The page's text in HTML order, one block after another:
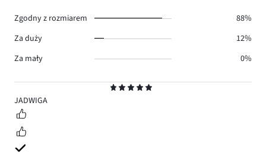
5
JADWIGA
Zgodny z rozmiarem
88%
Za duży
12%
Za mały
0%